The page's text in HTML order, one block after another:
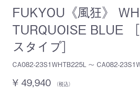
FUKYOU《風狂》
TURQUOISE BLUE
スタイプ］
CA082-23S1WHTB225L ～ CA082-
¥ 49,940 （税込）